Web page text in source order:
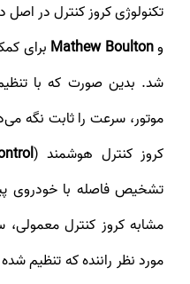
تکنولوژی کروز کنترل در اصل
وMathew Boulton برای
شد. بدین صورت که با
موتور، سرعت را ثابت نگه
کروز کنترل هوشمند (
تشخیص فاصله با خودروی
مشابه کروز کنترل
مورد نظر راننده که تنظیم